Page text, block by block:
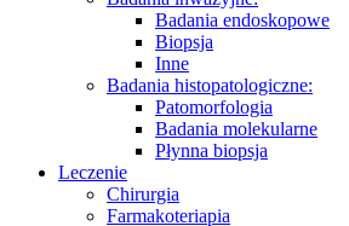
Badania endoskopowe
Biopsja
Inne
Badania histopatologiczne:
Patomorfologia
Badania molekularne
Płynna biopsja
Leczenie
Chirurgia
Farmakoteriapia